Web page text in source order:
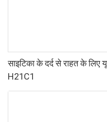
साइटिका के दर्द से राहत के लिए
H21C1